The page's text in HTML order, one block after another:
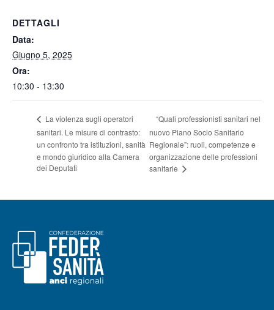
DETTAGLI
Data:
Giugno 5, 2025
Ora:
10:30 - 13:30
La violenza sugli operatori
sanitari. Le misure di contrasto:
un confronto tra istituzioni, sanità
e mondo giuridico alla Camera
dei Deputati
“Quali professionisti sanitari nel
nuovo Piano Socio Sanitario
Regionale”: ruoli, competenze e
organizzazione delle professioni
sanitarie